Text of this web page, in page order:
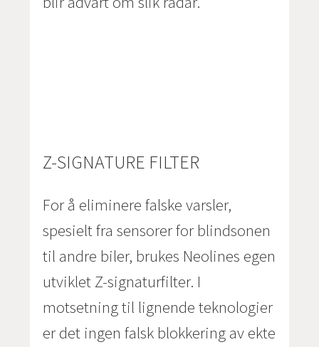
Z-SIGNATURE FILTER
For å eliminere falske varsler,
spesielt fra sensorer for blindsonen
til andre biler, brukes Neolines egen
utviklet Z-signaturfilter. I
motsetning til lignende teknologier
er det ingen falsk blokkering av ekte